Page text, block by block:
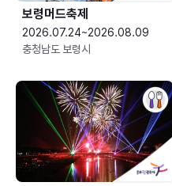
보령머드축제
2026.07.24~2026.08.09
충청남도 보령시